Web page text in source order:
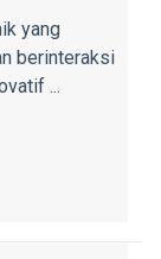
yang
berinteraksi
...